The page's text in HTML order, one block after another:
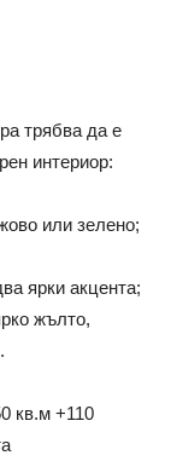
трябва да е
интериор:
или зелено;
ярки акцента;
жълто,
кв.м +110